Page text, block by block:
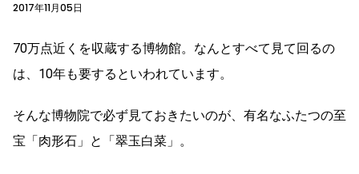
2017年11月05日
70万点近くを収蔵する博物館。なんとすべて見て回るの
は、10年も要するといわれています。
そんな博物院で必ず見ておきたいのが、有名なふたつの至
宝「肉形石」と「翠玉白菜」。